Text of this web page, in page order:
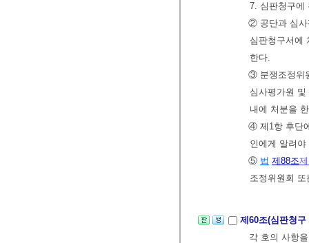
7. 심판청구에
② 공단과 심사
심판청구서에
한다.
③ 분쟁조정위
심사평가원
내에 처분을
④ 제1항 후단
인에게 알려야
⑤ 법 제88조
조정위원회
제60조(심판청
각 호의 사항